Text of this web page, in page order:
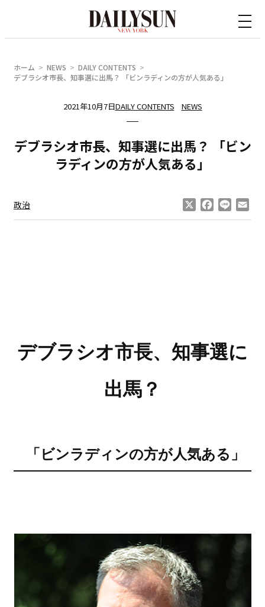
ホーム NEWS
DAILY CONTENTS
デブラシオ市長、知事選に出馬？ 「ビンラディンの方が人気ある」
2021年10月7日DAILY CONTENTS NEWS
デブラシオ市長、知事選に出馬？ 「ビン
ラディンの方が人気ある」
政治 Facebook
Line
デブラシオ市長、知事選に
出馬？
「ビンラディンの方が人気ある」